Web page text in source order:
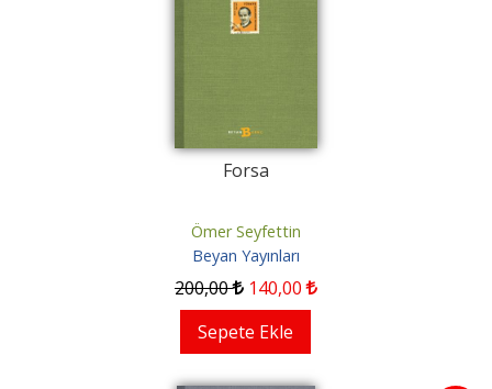
Forsa
Ömer Seyfettin
Beyan Yayınları
200,00 140,00
Sepete Ekle